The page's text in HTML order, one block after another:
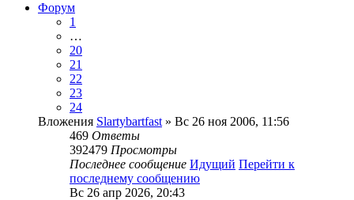
Форум
1
…
20
21
22
23
24
Вложения Slartybartfast » Вс 26 ноя 2006, 11:56
469 Ответы
392479 Просмотры
Последнее сообщение Идущий Перейти к
последнему сообщению
Вс 26 апр 2026, 20:43